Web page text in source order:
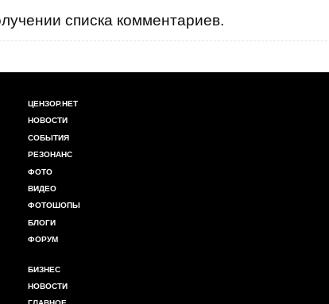
списка комментариев.
ЦЕНЗОР.НЕТ
НОВОСТИ
СОБЫТИЯ
РЕЗОНАНС
ФОТО
ВИДЕО
ФОТОШОПЫ
БЛОГИ
ФОРУМ
БИЗНЕС
НОВОСТИ